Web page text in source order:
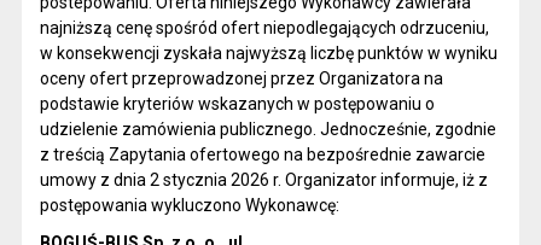
najniższą cenę spośród ofert niepodlegających odrzuceniu,
w konsekwencji zyskała najwyższą liczbę punktów w wyniku
oceny ofert przeprowadzonej przez Organizatora na
podstawie kryteriów wskazanych w postępowaniu o
udzielenie zamówienia publicznego. Jednocześnie, zgodnie
z treścią Zapytania ofertowego na bezpośrednie zawarcie
umowy z dnia 2 stycznia 2026 r. Organizator informuje, iż z
postępowania wykluczono Wykonawcę: